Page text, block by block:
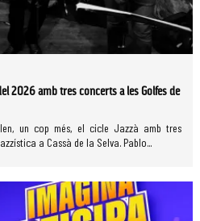
2026 amb tres concerts a les Golfes de
un cop més, el cicle Jazzà amb tres
a Cassà de la Selva. Pablo...